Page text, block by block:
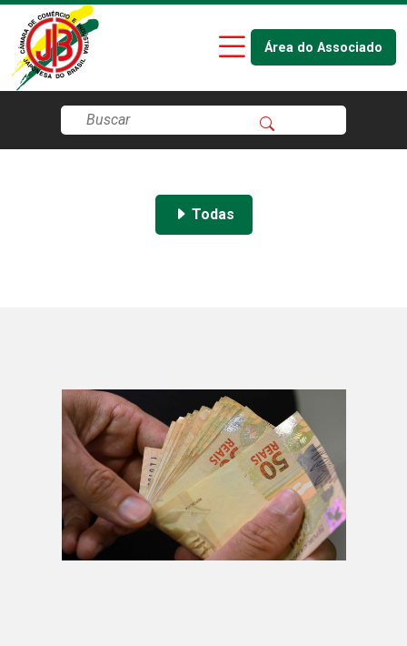
Área do Associado
Todas